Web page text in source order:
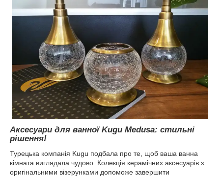
Аксесуари для ванної Kugu Medusa: стильні
рішення!
Турецька компанія Kugu подбала про те, щоб ваша ванна
кімната виглядала чудово. Колекція керамічних аксесуарів з
оригінальними візерунками допоможе завершити